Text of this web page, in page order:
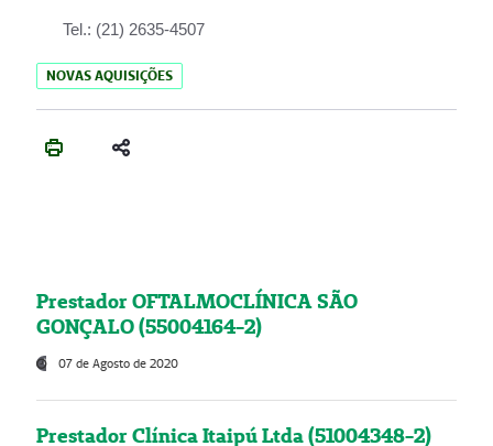
Tel.: (21) 2635-4507
NOVAS AQUISIÇÕES
Prestador OFTALMOCLÍNICA SÃO
GONÇALO (55004164-2)
07 de Agosto de 2020
Prestador Clínica Itaipú Ltda (51004348-2)